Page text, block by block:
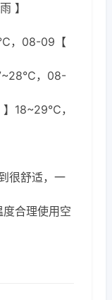
】
，08-09【
，08-
18~29℃，
很舒适，一
合理使用空